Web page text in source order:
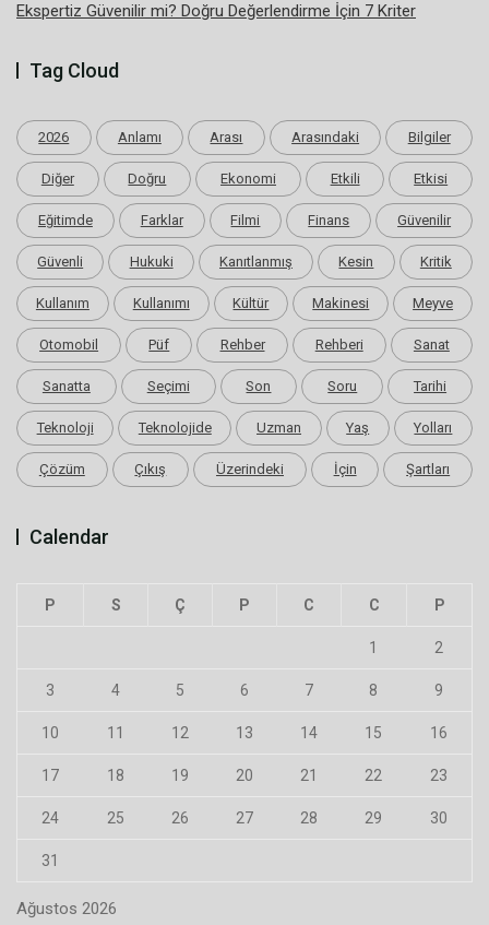
Ekspertiz Güvenilir mi? Doğru Değerlendirme İçin 7 Kriter
Tag Cloud
2026 Anlamı Arası Arasındaki Bilgiler
Diğer Doğru Ekonomi Etkili Etkisi
Eğitimde Farklar Filmi Finans Güvenilir
Güvenli Hukuki Kanıtlanmış Kesin Kritik
Kullanım Kullanımı Kültür Makinesi Meyve
Otomobil Püf Rehber Rehberi Sanat
Sanatta Seçimi Son Soru Tarihi
Teknoloji Teknolojide Uzman Yaş Yolları
Çözüm Çıkış Üzerindeki İçin Şartları
Calendar
Ağustos 2026
P S Ç P C C P
1 2
3 4 5 6 7 8 9
10 11 12 13 14 15 16
17 18 19 20 21 22 23
24 25 26 27 28 29 30
31